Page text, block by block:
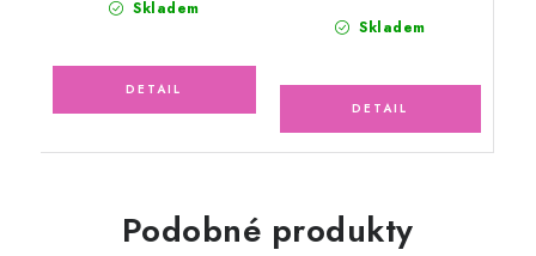
Skladem
Skladem
Podobné produkty